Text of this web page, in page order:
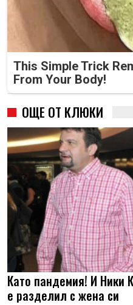
This Simple Trick
From Your Body!
ОЩЕ ОТ КЛЮКИ
Като пандемия! И Ники
е разделил с жена си